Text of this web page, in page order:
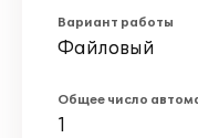
Вариант работы
Файловый
Общее число
1